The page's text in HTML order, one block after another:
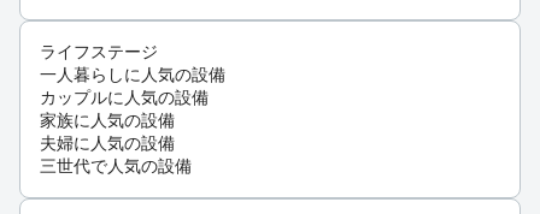
ライフステージ
一人暮らしに人気の設備
カップルに人気の設備
家族に人気の設備
夫婦に人気の設備
三世代で人気の設備